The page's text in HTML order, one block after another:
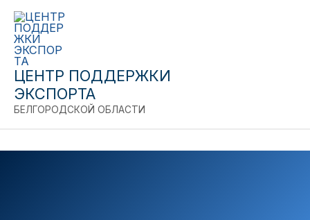
Перейти
содержимому
ЦЕНТР ПОДДЕРЖКИ
ЭКСПОРТА
БЕЛГОРОДСКОЙ ОБЛАСТИ